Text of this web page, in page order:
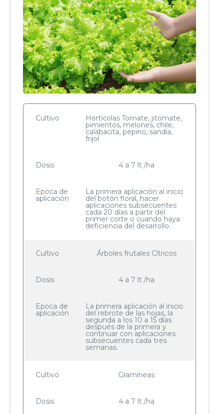
Cultivo Hortícolas Tomate, jitomate,
pimientos, melones, chile,
calabacita, pepino, sandia,
frijol
Dosis 4 a 7 lt /ha
Epoca de
aplicación
La primera aplicación al inicio
del botón floral, hacer
aplicaciones subsecuentes
cada 20 días a partir del
primer corte o cuando haya
deficiencia del desarrollo.
Cultivo Árboles frutales Cítricos
Dosis 4 a 7 lt /ha
Epoca de
aplicación
La primera aplicación al inicio
del rebrote de las hojas, la
segunda a los 10 a 15 días
después de la primera y
continuar con aplicaciones
subsecuentes cada tres
semanas.
Cultivo Gramíneas
Dosis 4 a 7 lt /ha